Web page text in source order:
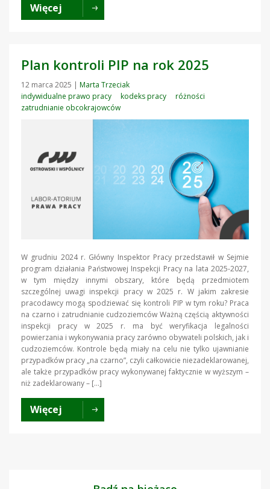
Więcej
Plan kontroli PIP na rok 2025
12 marca 2025 | Marta Trzeciak
indywidualne prawo pracy
kodeks pracy
różności
zatrudnianie obcokrajowców
W grudniu 2024 r. Główny Inspektor Pracy przedstawił w Sejmie
program działania Państwowej Inspekcji Pracy na lata 2025-2027,
w tym między innymi obszary, które będą przedmiotem
szczególnej uwagi inspekcji pracy w 2025 r. W jakim zakresie
pracodawcy mogą spodziewać się kontroli PIP w tym roku? Praca
na czarno i zatrudnianie cudzoziemców Ważną częścią aktywności
inspekcji pracy w 2025 r. ma być weryfikacja legalności
powierzania i wykonywania pracy zarówno obywateli polskich, jak i
cudzoziemców. Kontrole będą miały na celu nie tylko ujawnianie
przypadków pracy „na czarno”, czyli całkowicie niezadeklarowanej,
ale także przypadków pracy wykonywanej faktycznie w wyższym –
niż zadeklarowany – […]
Więcej